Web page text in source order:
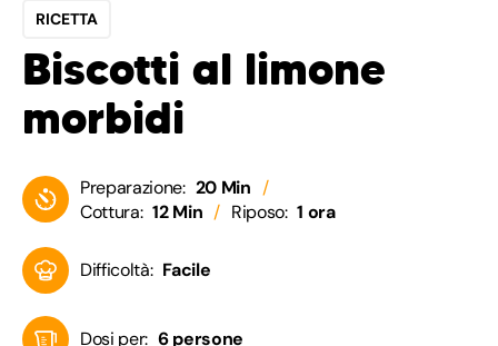
RICETTA
Biscotti al limone
morbidi
Preparazione: 20 Min
Cottura: 12 Min Riposo: 1 ora
Difficoltà: Facile
Dosi per: 6 persone